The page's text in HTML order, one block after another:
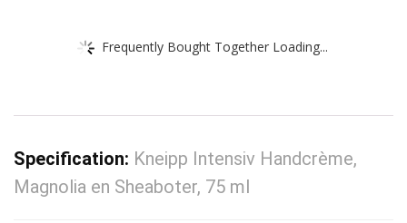
Frequently Bought Together Loading...
Specification: Kneipp Intensiv Handcrème,
Magnolia en Sheaboter, 75 ml